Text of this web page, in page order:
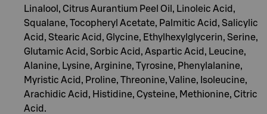
Linalool, Citrus Aurantium Peel Oil, Linoleic Acid,
Squalane, Tocopheryl Acetate, Palmitic Acid, Salicylic
Acid, Stearic Acid, Glycine, Ethylhexylglycerin, Serine,
Glutamic Acid, Sorbic Acid, Aspartic Acid, Leucine,
Alanine, Lysine, Arginine, Tyrosine, Phenylalanine,
Myristic Acid, Proline, Threonine, Valine, Isoleucine,
Arachidic Acid, Histidine, Cysteine, Methionine, Citric
Acid.